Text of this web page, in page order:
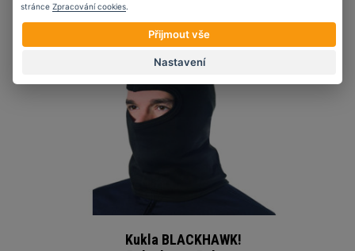
Kukla BLACKHAWK!
stránce Zpracování cookies
Přijmout vše
Nastavení